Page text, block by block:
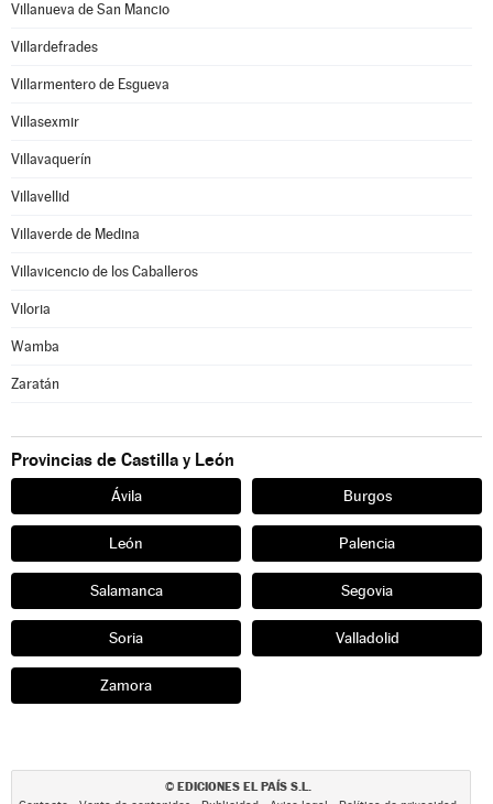
Villanueva de San Mancio
Villardefrades
Villarmentero de Esgueva
Villasexmir
Villavaquerín
Villavellid
Villaverde de Medina
Villavicencio de los Caballeros
Viloria
Wamba
Zaratán
Provincias de Castilla y León
Ávila Burgos
León Palencia
Salamanca Segovia
Soria Valladolid
Zamora
© EDICIONES EL PAÍS S.L.